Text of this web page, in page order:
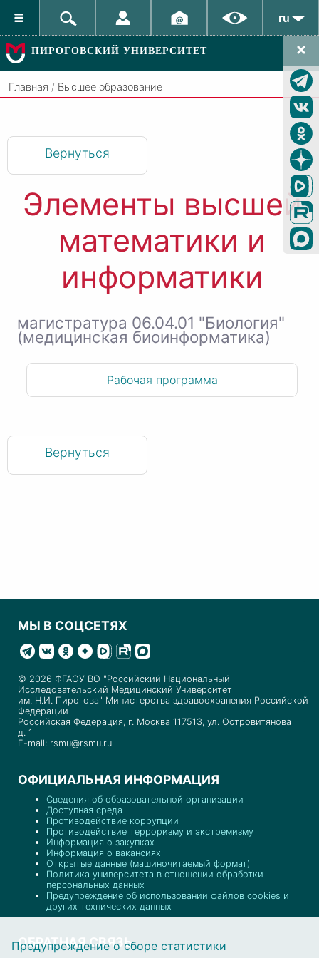
ru
ПИРОГОВСКИЙ УНИВЕРСИТЕТ
Главная / Высшее образование
Вернуться
Элементы высшей
математики и
информатики
магистратура 06.04.01 "Биология"
(медицинская биоинформатика)
Рабочая программа
Вернуться
МЫ В СОЦСЕТЯХ
© 2026 ФГАОУ ВО "Российский Национальный
Исследовательский Медицинский Университет
им. Н.И. Пирогова" Министерства здравоохранения Российской
Федерации
Российская Федерация, г. Москва 117513, ул. Островитянова
д. 1
E-mail: rsmu@rsmu.ru
ОФИЦИАЛЬНАЯ ИНФОРМАЦИЯ
Сведения об образовательной организации
Доступная среда
Противодействие коррупции
Противодействие терроризму и экстремизму
Информация о закупках
Информация о вакансиях
Открытые данные (машиночитаемый формат)
Политика университета в отношении обработки
персональных данных
Предупреждение об использовании файлов cookies и
других технических данных
ОБРАТНАЯ СВЯЗЬ
Предупреждение о сборе статистики